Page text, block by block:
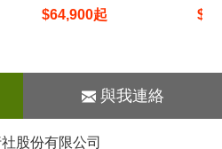
雷多．花韻哥多華
$64,900起 $
與我連絡
股份有限公司